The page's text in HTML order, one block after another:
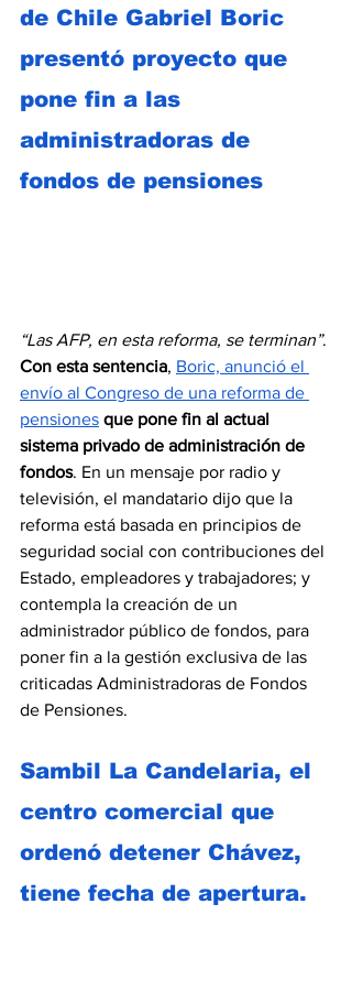
de Chile Gabriel Boric
presentó proyecto que
pone fin a las
administradoras de
fondos de pensiones
“Las AFP, en esta reforma, se terminan”.
Con esta sentencia, Boric, anunció el
envío al Congreso de una reforma de
pensiones que pone fin al actual
sistema privado de administración de
fondos. En un mensaje por radio y
televisión, el mandatario dijo que la
reforma está basada en principios de
seguridad social con contribuciones del
Estado, empleadores y trabajadores; y
contempla la creación de un
administrador público de fondos, para
poner fin a la gestión exclusiva de las
criticadas Administradoras de Fondos
de Pensiones.
Sambil La Candelaria, el
centro comercial que
ordenó detener Chávez,
tiene fecha de apertura.